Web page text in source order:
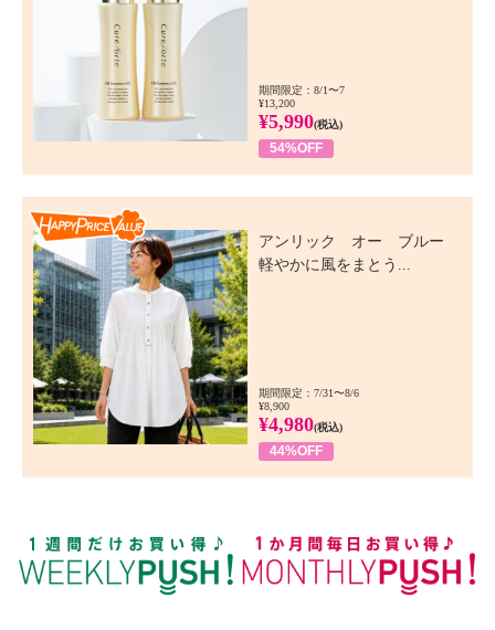
期間限定：8/1〜7
¥13,200
¥5,990(税込)
54%OFF
アンリック オー ブルー
軽やかに風をまとう...
期間限定：7/31〜8/6
¥8,900
¥4,980(税込)
44%OFF